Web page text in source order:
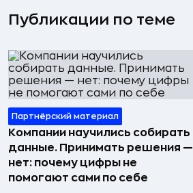
Публикации по теме
Партнёрский материал
Компании научились собирать
данные. Принимать решения —
нет: почему цифры не
помогают сами по себе